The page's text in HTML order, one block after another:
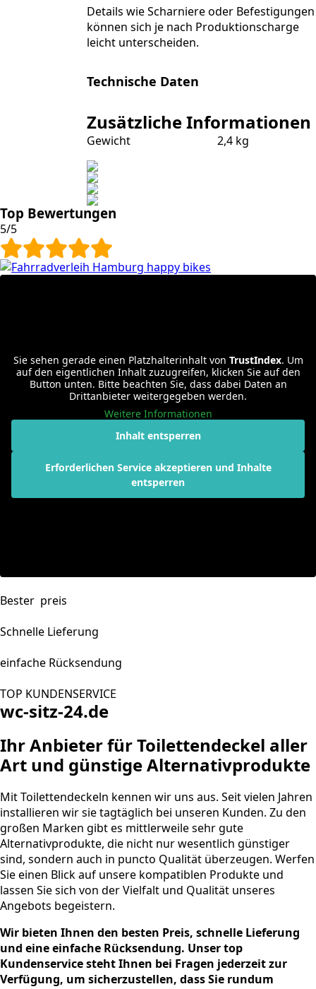
Details wie Scharniere oder Befestigungen
können sich je nach Produktionscharge
leicht unterscheiden.
Technische Daten
Zusätzliche Informationen
Gewicht 2,4 kg
Top Bewertungen
5/5
Sie sehen gerade einen Platzhalterinhalt von TrustIndex. Um
auf den eigentlichen Inhalt zuzugreifen, klicken Sie auf den
Button unten. Bitte beachten Sie, dass dabei Daten an
Drittanbieter weitergegeben werden.
Weitere Informationen
Inhalt entsperren
Erforderlichen Service akzeptieren und Inhalte
entsperren
Bester preis
Schnelle Lieferung
einfache Rücksendung
TOP KUNDENSERVICE
wc-sitz-24.de
Ihr Anbieter für Toilettendeckel aller
Art und günstige Alternativprodukte
Mit Toilettendeckeln kennen wir uns aus. Seit vielen Jahren
installieren wir sie tagtäglich bei unseren Kunden. Zu den
großen Marken gibt es mittlerweile sehr gute
Alternativprodukte, die nicht nur wesentlich günstiger
sind, sondern auch in puncto Qualität überzeugen. Werfen
Sie einen Blick auf unsere kompatiblen Produkte und
lassen Sie sich von der Vielfalt und Qualität unseres
Angebots begeistern.
Wir bieten Ihnen den besten Preis, schnelle Lieferung
und eine einfache Rücksendung. Unser top
Kundenservice steht Ihnen bei Fragen jederzeit zur
Verfügung, um sicherzustellen, dass Sie rundum